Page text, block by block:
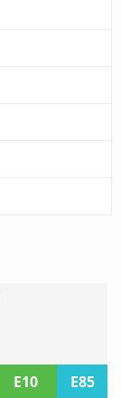
E10
E85